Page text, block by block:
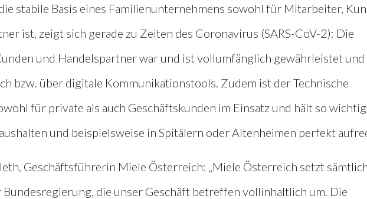
stabile Basis eines Familienunternehmens sowohl für Mitarbeiter,
ist, zeigt sich gerade zu Zeiten des Coronavirus (SARS-CoV-2): Die
und Handelspartner war und ist vollumfänglich gewährleistet und
bzw. über digitale Kommunikationstools. Zudem ist der Technische
für private als auch Geschäftskunden im Einsatz und hält so
und beispielsweise in Spitälern oder Altenheimen perfekt
Geschäftsführerin Miele Österreich: „Miele Österreich setzt
Bundesregierung, die unser Geschäft betreffen vollinhaltlich um. Die